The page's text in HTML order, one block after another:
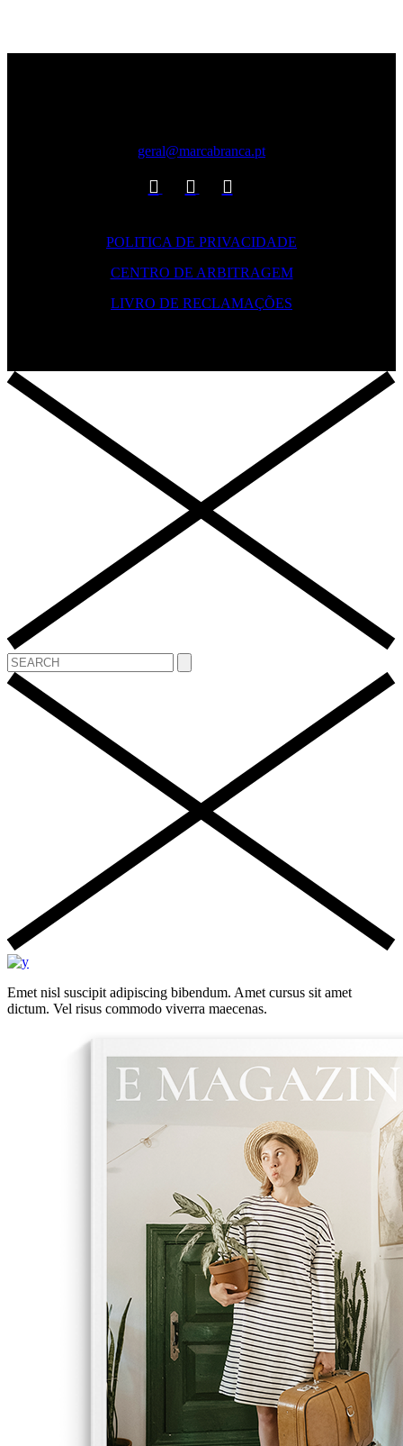
geral@marcabranca.pt
POLITICA DE PRIVACIDADE
CENTRO DE ARBITRAGEM
LIVRO DE RECLAMAÇÕES
Emet nisl suscipit adipiscing bibendum. Amet cursus sit amet
dictum. Vel risus commodo viverra maecenas.